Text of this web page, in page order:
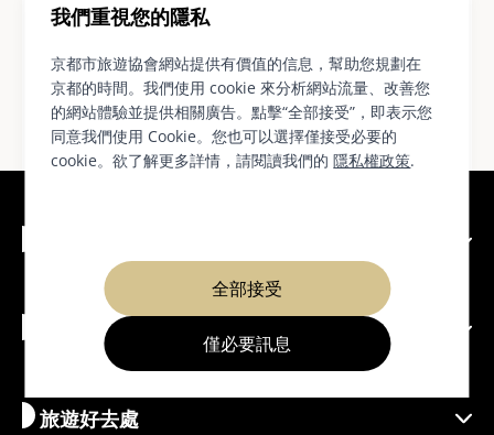
我們重視您的隱私
京都市旅遊協會網站提供有價值的信息，幫助您規劃在
京都的時間。我們使用 cookie 來分析網站流量、改善您
的網站體驗並提供相關廣告。點擊“全部接受”，即表示您
同意我們使用 Cookie。您也可以選擇僅接受必要的
cookie。欲了解更多詳情，請閱讀我們的隱私權政策.
全部接受
僅必要訊息
文版本。
探索京都
季節性資訊
豐富活動
出遊靈感
旅遊好去處